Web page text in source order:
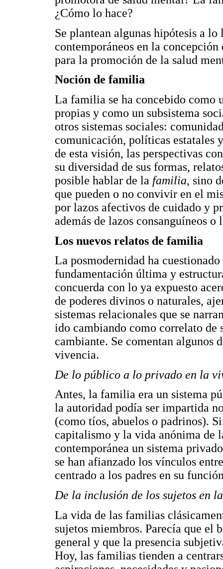
¿Cómo lo hace?
Se plantean algunas hipótesis a
contemporáneos en la
para la promoción de la salud
Noción de familia
La familia se ha concebido como
propias y como un subsistema
otros sistemas sociales:
comunicación, políticas estatales
de esta visión, las perspectivas
su diversidad de sus formas,
posible hablar de la familia, sino
que pueden o no convivir en el
por lazos afectivos de cuidado y
además de lazos consanguíneos o
Los nuevos relatos de familia
La posmodernidad ha
fundamentación última y
concuerda con lo ya expuesto
de poderes divinos o naturales,
sistemas relacionales que se
ido cambiando como correlato
cambiante. Se comentan algunos
vivencia.
De lo público a lo privado en la
Antes, la familia era un sistema
la autoridad podía ser impartida
(como tíos, abuelos o padrinos).
capitalismo y la vida anónima de
contemporánea un sistema
se han afianzado los vínculos
centrado a los padres en su
De la inclusión de los sujetos en
La vida de las familias
sujetos miembros. Parecía que el
general y que la presencia
Hoy, las familias tienden a